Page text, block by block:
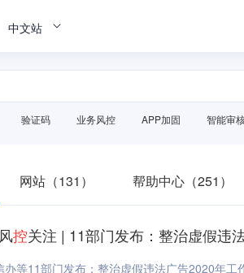
中文站
验证码 业务风控 APP加固 智能审
网站（131） 帮助中心（251）
控关注 | 11部门发布：整治虚假违
等11部门发布：整治虚假违法广告2020年